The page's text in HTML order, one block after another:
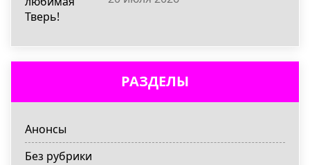
РАЗДЕЛЫ
Анонсы
Без рубрики